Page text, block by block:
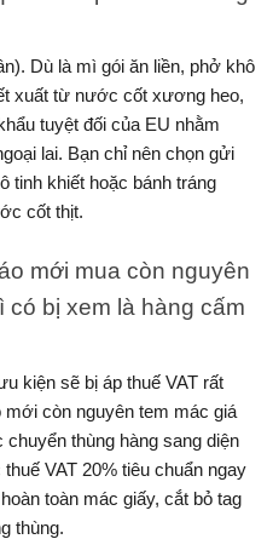
Dù là mì gói ăn liền, phở khô
xuất từ nước cốt xương heo,
tuyệt đối của EU nhằm
lai. Bạn chỉ nên chọn gửi
tinh khiết hoặc bánh tráng
cốt thịt.
mới mua còn nguyên
có bị xem là hàng cấm
kiện sẽ bị áp thuế VAT rất
còn nguyên tem mác giá
thùng hàng sang diện
VAT 20% tiêu chuẩn ngay
toàn mác giấy, cắt bỏ tag
thùng.